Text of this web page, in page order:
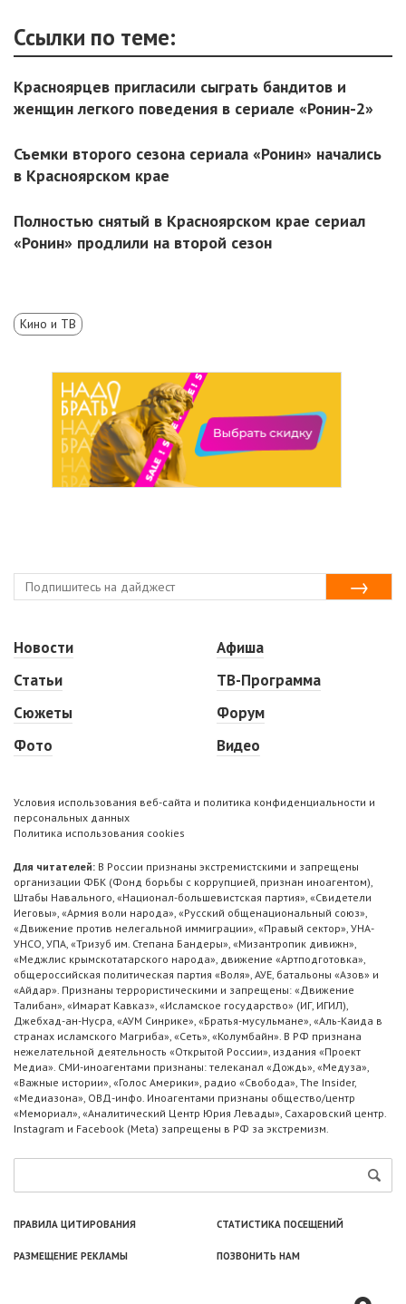
Ссылки по теме:
Красноярцев пригласили сыграть бандитов и
женщин легкого поведения в сериале «Ронин-2»
Съемки второго сезона сериала «Ронин» начались
в Красноярском крае
Полностью снятый в Красноярском крае сериал
«Ронин» продлили на второй сезон
Кино и ТВ
Новости
Статьи
Сюжеты
Фото
Афиша
ТВ-Программа
Форум
Видео
Условия использования веб-сайта и политика конфиденциальности и
персональных данных
Политика использования cookies
Для читателей: В России признаны экстремистскими и запрещены
организации ФБК (Фонд борьбы с коррупцией, признан иноагентом),
Штабы Навального, «Национал-большевистская партия», «Свидетели
Иеговы», «Армия воли народа», «Русский общенациональный союз»,
«Движение против нелегальной иммиграции», «Правый сектор», УНА-
УНСО, УПА, «Тризуб им. Степана Бандеры», «Мизантропик дивижн»,
«Меджлис крымскотатарского народа», движение «Артподготовка»,
общероссийская политическая партия «Воля», АУЕ, батальоны «Азов» и
«Айдар». Признаны террористическими и запрещены: «Движение
Талибан», «Имарат Кавказ», «Исламское государство» (ИГ, ИГИЛ),
Джебхад-ан-Нусра, «АУМ Синрике», «Братья-мусульмане», «Аль-Каида в
странах исламского Магриба», «Сеть», «Колумбайн». В РФ признана
нежелательной деятельность «Открытой России», издания «Проект
Медиа». СМИ-иноагентами признаны: телеканал «Дождь», «Медуза»,
«Важные истории», «Голос Америки», радио «Свобода», The Insider,
«Медиазона», ОВД-инфо. Иноагентами признаны общество/центр
«Мемориал», «Аналитический Центр Юрия Левады», Сахаровский центр.
Instagram и Facebook (Metа) запрещены в РФ за экстремизм.
ПРАВИЛА ЦИТИРОВАНИЯ СТАТИСТИКА ПОСЕЩЕНИЙ
РАЗМЕЩЕНИЕ РЕКЛАМЫ ПОЗВОНИТЬ НАМ